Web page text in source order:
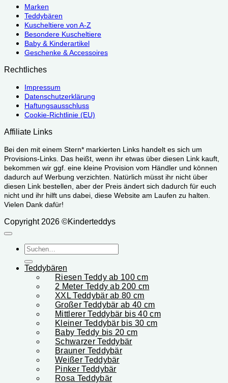
Marken
Teddybären
Kuscheltiere von A-Z
Besondere Kuscheltiere
Baby & Kinderartikel
Geschenke & Accessoires
Rechtliches
Impressum
Datenschutzerklärung
Haftungsausschluss
Cookie-Richtlinie (EU)
Affiliate Links
Bei den mit einem Stern* markierten Links handelt es sich um
Provisions-Links. Das heißt, wenn ihr etwas über diesen Link kauft,
bekommen wir ggf. eine kleine Provision vom Händler und können
dadurch auf Werbung verzichten. Natürlich müsst ihr nicht über
diesen Link bestellen, aber der Preis ändert sich dadurch für euch
nicht und ihr hilft uns dabei, diese Website am Laufen zu halten.
Vielen Dank dafür!
Copyright 2026 ©Kinderteddys
Suchen
nach:
Teddybären
Riesen Teddy ab 100 cm
2 Meter Teddy ab 200 cm
XXL Teddybär ab 80 cm
Großer Teddybär ab 40 cm
Mittlerer Teddybär bis 40 cm
Kleiner Teddybär bis 30 cm
Baby Teddy bis 20 cm
Schwarzer Teddybär
Brauner Teddybär
Weißer Teddybär
Pinker Teddybär
Rosa Teddybär